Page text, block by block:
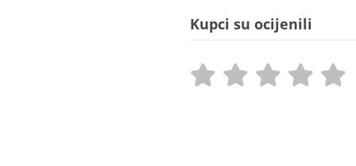
Kupci su ocijenili